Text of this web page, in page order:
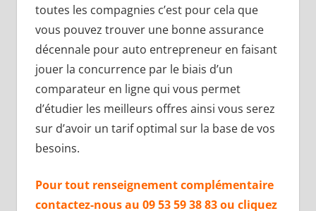
toutes les compagnies c’est pour cela que
vous pouvez trouver une bonne assurance
décennale pour auto entrepreneur en faisant
jouer la concurrence par le biais d’un
comparateur en ligne qui vous permet
d’étudier les meilleurs offres ainsi vous serez
sur d’avoir un tarif optimal sur la base de vos
besoins.
Pour tout renseignement complémentaire
contactez-nous au 09 53 59 38 83 ou cliquez